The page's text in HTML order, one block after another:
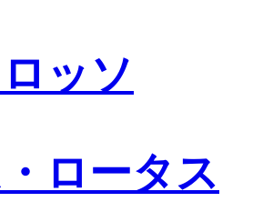
ッソ
ロータス